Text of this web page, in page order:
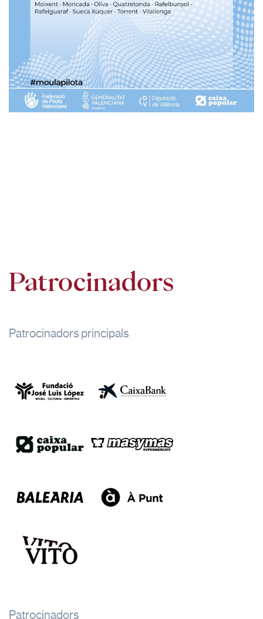
Patrocinadors
Patrocinadors principals
Patrocinadors